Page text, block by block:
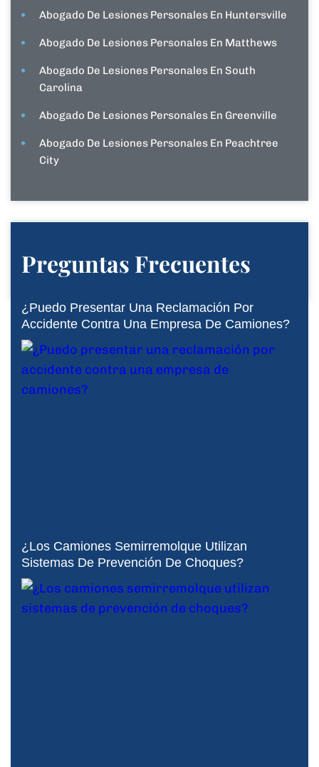
Abogado De Lesiones Personales En Huntersville
Abogado De Lesiones Personales En Matthews
Abogado De Lesiones Personales En South
Carolina
Abogado De Lesiones Personales En Greenville
Abogado De Lesiones Personales En Peachtree
City
Preguntas Frecuentes
¿Puedo Presentar Una Reclamación Por
Accidente Contra Una Empresa De Camiones?
¿Los Camiones Semirremolque Utilizan
Sistemas De Prevención De Choques?